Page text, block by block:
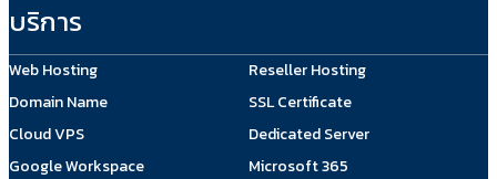
บริการ
Web Hosting
Domain Name
Cloud VPS
Google Workspace
Reseller Hosting
SSL Certificate
Dedicated Server
Microsoft 365